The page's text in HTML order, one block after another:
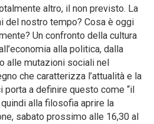
altro, il non previsto. La
del nostro tempo? Cosa è oggi
Un confronto della cultura
alla politica, dalla
alle mutazioni sociali nel
che caratterizza l’attualità e la
porta a definire questo come “il
alla filosofia aprire la
sabato prossimo alle 16,30 al